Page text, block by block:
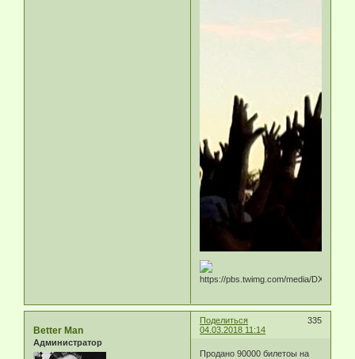
Поделиться
335
04.03.2018 11:14
Better Man
Администратор
Продано 90000 билетоы на